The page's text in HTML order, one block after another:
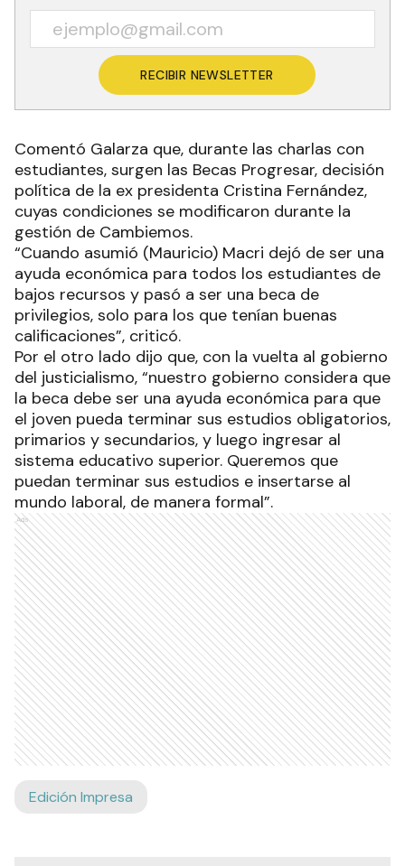
RECIBIR NEWSLETTER
Comentó Galarza que, durante las charlas con
estudiantes, surgen las Becas Progresar, decisión
política de la ex presidenta Cristina Fernández,
cuyas condiciones se modificaron durante la
gestión de Cambiemos.
“Cuando asumió (Mauricio) Macri dejó de ser una
ayuda económica para todos los estudiantes de
bajos recursos y pasó a ser una beca de
privilegios, solo para los que tenían buenas
calificaciones”, criticó.
Por el otro lado dijo que, con la vuelta al gobierno
del justicialismo, “nuestro gobierno considera que
la beca debe ser una ayuda económica para que
el joven pueda terminar sus estudios obligatorios,
primarios y secundarios, y luego ingresar al
sistema educativo superior. Queremos que
puedan terminar sus estudios e insertarse al
mundo laboral, de manera formal”.
Ads
Edición Impresa